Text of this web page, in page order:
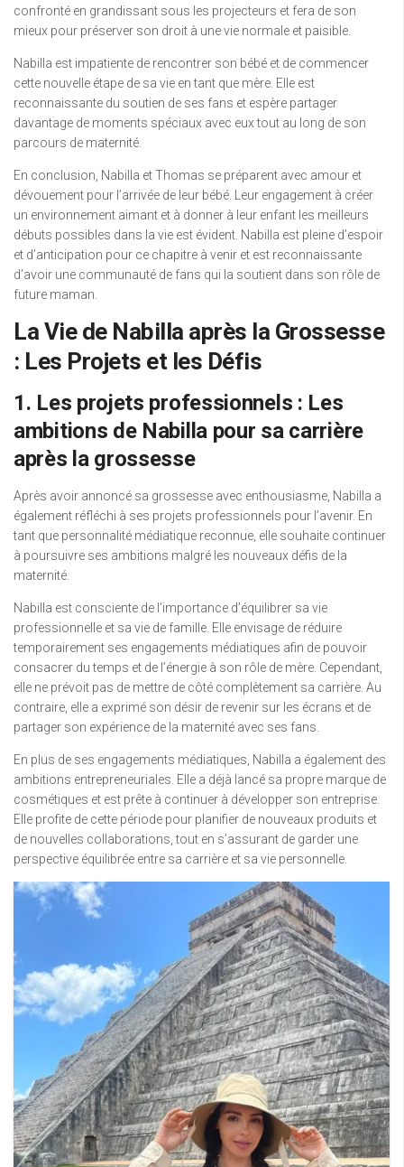
confronté en grandissant sous les projecteurs et fera de son
mieux pour préserver son droit à une vie normale et paisible.
Nabilla est impatiente de rencontrer son bébé et de commencer
cette nouvelle étape de sa vie en tant que mère. Elle est
reconnaissante du soutien de ses fans et espère partager
davantage de moments spéciaux avec eux tout au long de son
parcours de maternité.
En conclusion, Nabilla et Thomas se préparent avec amour et
dévouement pour l’arrivée de leur bébé. Leur engagement à créer
un environnement aimant et à donner à leur enfant les meilleurs
débuts possibles dans la vie est évident. Nabilla est pleine d’espoir
et d’anticipation pour ce chapitre à venir et est reconnaissante
d’avoir une communauté de fans qui la soutient dans son rôle de
future maman.
La Vie de Nabilla après la Grossesse
: Les Projets et les Défis
1. Les projets professionnels : Les
ambitions de Nabilla pour sa carrière
après la grossesse
Après avoir annoncé sa grossesse avec enthousiasme, Nabilla a
également réfléchi à ses projets professionnels pour l’avenir. En
tant que personnalité médiatique reconnue, elle souhaite continuer
à poursuivre ses ambitions malgré les nouveaux défis de la
maternité.
Nabilla est consciente de l’importance d’équilibrer sa vie
professionnelle et sa vie de famille. Elle envisage de réduire
temporairement ses engagements médiatiques afin de pouvoir
consacrer du temps et de l’énergie à son rôle de mère. Cependant,
elle ne prévoit pas de mettre de côté complètement sa carrière. Au
contraire, elle a exprimé son désir de revenir sur les écrans et de
partager son expérience de la maternité avec ses fans.
En plus de ses engagements médiatiques, Nabilla a également des
ambitions entrepreneuriales. Elle a déjà lancé sa propre marque de
cosmétiques et est prête à continuer à développer son entreprise.
Elle profite de cette période pour planifier de nouveaux produits et
de nouvelles collaborations, tout en s’assurant de garder une
perspective équilibrée entre sa carrière et sa vie personnelle.